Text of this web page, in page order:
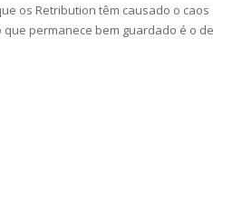
os Retribution têm causado o caos
que permanece bem guardado é o de